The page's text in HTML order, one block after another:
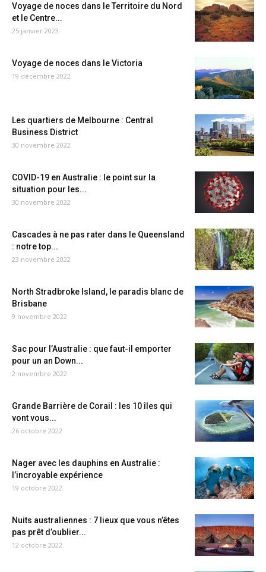
Voyage de noces dans le Territoire du Nord
et le Centre...
25 janvier 2023
Voyage de noces dans le Victoria
19 décembre 2022
Les quartiers de Melbourne : Central
Business District
30 novembre 2022
COVID-19 en Australie : le point sur la
situation pour les...
30 novembre 2022
Cascades à ne pas rater dans le Queensland
: notre top...
23 novembre 2022
North Stradbroke Island, le paradis blanc de
Brisbane
9 novembre 2022
Sac pour l’Australie : que faut-il emporter
pour un an Down...
2 novembre 2022
Grande Barrière de Corail : les 10 îles qui
vont vous...
26 octobre 2022
Nager avec les dauphins en Australie :
l’incroyable expérience
19 octobre 2022
Nuits australiennes : 7 lieux que vous n’êtes
pas prêt d’oublier...
12 octobre 2022